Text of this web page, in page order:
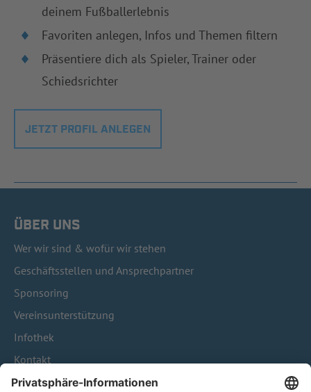
deinem Fußballerlebnis
Favoriten anlegen, Infos und Themen filtern
Präsentiere dich als Spieler, Trainer oder
Schiedsrichter
JETZT PROFIL ANLEGEN
ÜBER UNS
Wer wir sind & wofür wir stehen
Geschäftsstellen und Ansprechpartner
Sponsoring
Vereinsunterstützung
Infothek
Kontakt